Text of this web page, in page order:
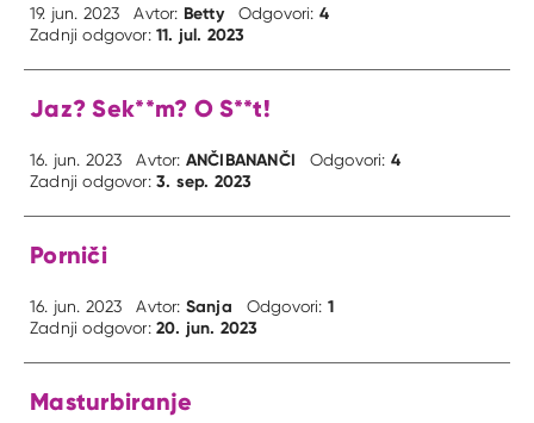
19. jun. 2023 Avtor: Betty Odgovori: 4
Zadnji odgovor:11. jul. 2023
Jaz? Sek**m? O S**t!
16. jun. 2023 Avtor: ANČIBANANČI Odgovori: 4
Zadnji odgovor:3. sep. 2023
Porniči
16. jun. 2023 Avtor: Sanja Odgovori: 1
Zadnji odgovor:20. jun. 2023
Masturbiranje